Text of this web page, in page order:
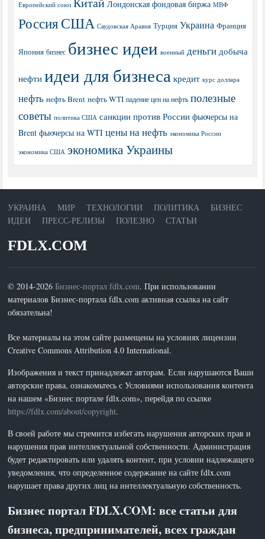
Европейский союз Лондонская фондовая биржа МВФ
РоссияСША Саудовская Аравия Турция Украина Франция
Япония бизнес бизнес идеи военный деньги добыча
нефти идеи для бизнеса кредит курс доллара
нефть нефть Brent нефть WTI падение цен на нефть полезные
советы политика США санкции против России фьючерсы на
Brent фьючерсы на WTI цены на нефть экономика России
экономика США экономика Украины
УКРАИНА МИР ТЕХНОЛОГИИ ПОЛИТИКА
БИЗНЕС
ИДЕИ
ПРЕСС-РЕЛИЗЫ ПОЛЕЗНО СТАТЬИ
FDLX.COM
© 2014-2026 Бизнес-портал fdlx.com. При использовании
материалов Бизнес-портала fdlx.com активная ссылка на сайт
обязательна!
Все материалы на этом сайте размещены на условиях лицензии
Creative Commons Attribution 4.0 International.
Изображения и текст принадлежат авторам. Если нарушаются Ваши
авторские права, ознакомьтесь с Условиями использования контента
на нашем «Бизнес портале fdlx.com», перейдя по ссылке
https://fdlx.com/about/copyright.
В своей работе мы стремится избегать нарушения авторских прав и
нарушения прав интеллектуальной собственности. Администрация
будет редактировать или удалять контент, при условии надлежащего
уведомления, что определенное содержание на сайте fdlx.com
нарушает права других лиц на интеллектуальную собственность.
Бизнес портал FDLX.COM: все статьи для
бизнеса, предпринимателей, всех граждан